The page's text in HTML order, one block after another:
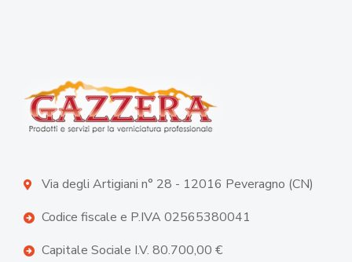
Via degli Artigiani n° 28 - 12016 Peveragno (CN)
Codice fiscale e P.IVA 02565380041
Capitale Sociale I.V. 80.700,00 €